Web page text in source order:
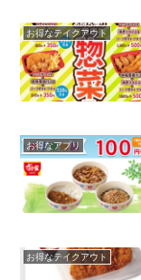
お得なテイクアウト
お得なアプリ
お得なテイクアウト